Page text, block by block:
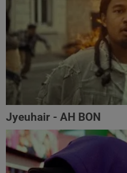
Jyeuhair - AH BON